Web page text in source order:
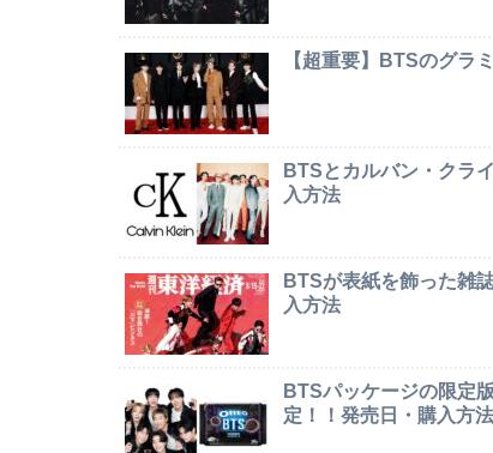
【超重要】BTSのグラ
BTSとカルバン・クラ
入方法
BTSが表紙を飾った雑
入方法
BTSパッケージの限定
定！！発売日・購入方法